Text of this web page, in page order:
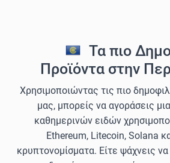
Τα πιο
Προϊόντα στην
Χρησιμοποιώντας τις πιο
μας, μπορείς να αγοράσεις
καθημερινών ειδών
Ethereum, Litecoin, Solana
κρυπτονομίσματα. Είτε ψάχνεις